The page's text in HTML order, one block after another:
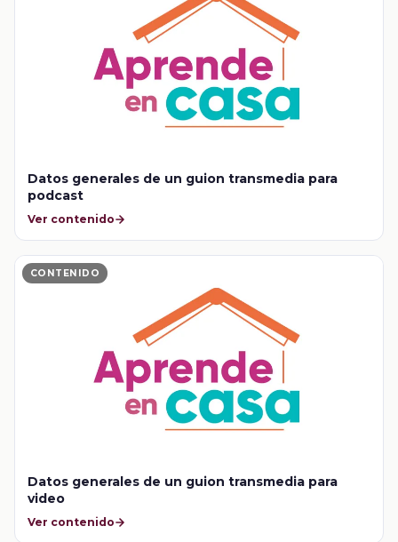
Datos generales de un guion transmedia para
podcast
Ver contenido
CONTENIDO
Datos generales de un guion transmedia para
video
Ver contenido